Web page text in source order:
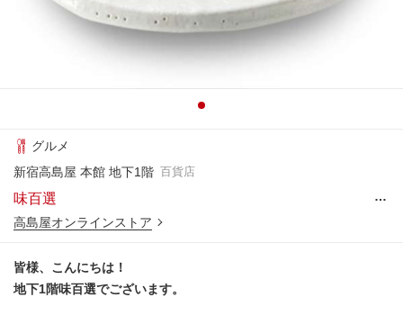
グルメ
新宿高島屋 本館 地下1階 百貨店
味百選
…
高島屋オンラインストア
皆様、こんにちは！
地下1階味百選でございます。